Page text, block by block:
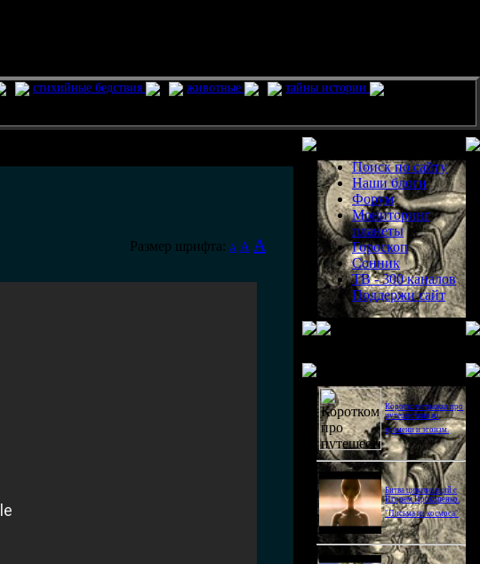
стихийные бедствия животные
тайны истории
Размер шрифта: A A A
Поиск по сайту
Наши блоги
Форум
Мониторинг
планеты
Гороскоп
Сонник
ТВ - 300 каналов
Поддержи сайт
Короткометражка про
путешествия во
времени и эгоизм.
Битва цивилизаций с
Игорем Прокопенко.
"Письма из космоса"